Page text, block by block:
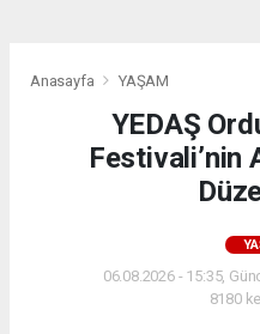
Anasayfa YAŞAM
YEDAŞ
Festivali’nin
06.08.2026 - 15:35,
8180